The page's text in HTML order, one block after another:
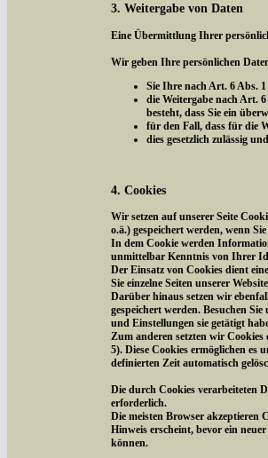
3. Weitergabe von Daten
Eine Übermittlung Ihrer
Wir geben Ihre persönlichen
Sie Ihre nach Art. 6 Abs.
die Weitergabe nach Art.
besteht, dass Sie ein
für den Fall, dass für die
dies gesetzlich zulässig
4. Cookies
Wir setzen auf unserer Seite
o.ä.) gespeichert werden, wenn
In dem Cookie werden
unmittelbar Kenntnis von Ihrer
Der Einsatz von Cookies dient
Sie einzelne Seiten unserer
Darüber hinaus setzen wir
gespeichert werden. Besuchen
und Einstellungen sie getätigt
Zum anderen setzten wir
5). Diese Cookies ermöglichen es
definierten Zeit automatisch
Die durch Cookies verarbeiteten
erforderlich.
Die meisten Browser akzeptieren
Hinweis erscheint, bevor ein
können.